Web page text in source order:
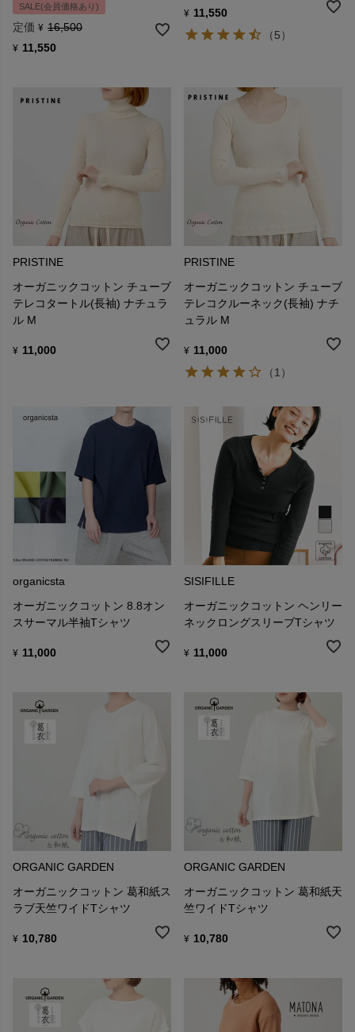
SALE(会員価格あり)
定価 ¥ 16,500
¥ 11,550
¥ 11,550
（5）
PRISTINE
オーガニックコットン チューブ
テレコタートル(長袖) ナチュラ
ル M
¥ 11,000
PRISTINE
オーガニックコットン チューブ
テレコクルーネック(長袖) ナチ
ュラル M
¥ 11,000
（1）
organicsta
オーガニックコットン 8.8オン
スサーマル半袖Tシャツ
¥ 11,000
SISIFILLE
オーガニックコットン ヘンリー
ネックロングスリーブTシャツ
¥ 11,000
ORGANIC GARDEN
オーガニックコットン 葛和紙ス
ラブ天竺ワイドTシャツ
¥ 10,780
ORGANIC GARDEN
オーガニックコットン 葛和紙天
竺ワイドTシャツ
¥ 10,780